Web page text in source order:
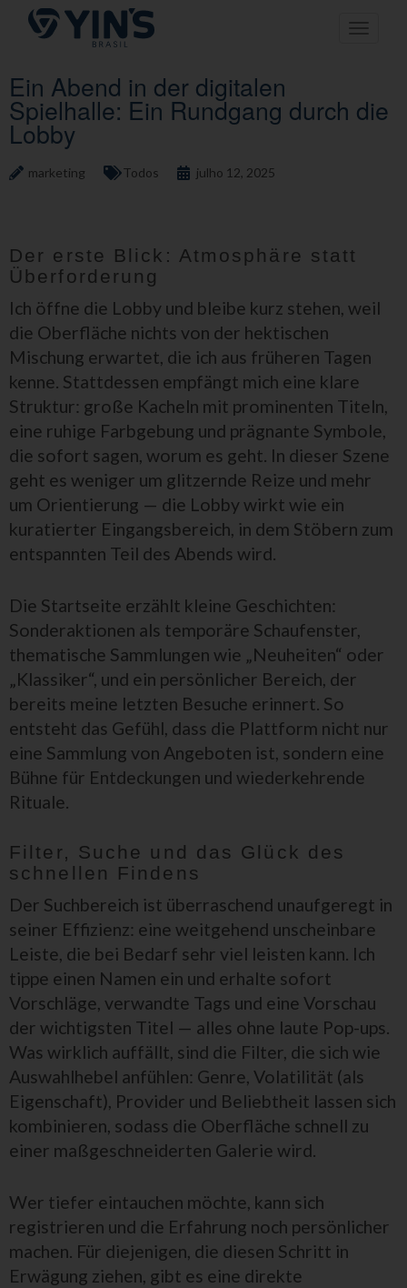
Pular
para
Toggle
Ein Abend in der digitalen
Spielhalle: Ein Rundgang durch die
Lobby
marketing Todos julho 12, 2025
Der erste Blick: Atmosphäre statt
Überforderung
Ich öffne die Lobby und bleibe kurz stehen, weil
die Oberfläche nichts von der hektischen
Mischung erwartet, die ich aus früheren Tagen
kenne. Stattdessen empfängt mich eine klare
Struktur: große Kacheln mit prominenten Titeln,
eine ruhige Farbgebung und prägnante Symbole,
die sofort sagen, worum es geht. In dieser Szene
geht es weniger um glitzernde Reize und mehr
um Orientierung — die Lobby wirkt wie ein
kuratierter Eingangsbereich, in dem Stöbern zum
entspannten Teil des Abends wird.
Die Startseite erzählt kleine Geschichten:
Sonderaktionen als temporäre Schaufenster,
thematische Sammlungen wie „Neuheiten“ oder
„Klassiker“, und ein persönlicher Bereich, der
bereits meine letzten Besuche erinnert. So
entsteht das Gefühl, dass die Plattform nicht nur
eine Sammlung von Angeboten ist, sondern eine
Bühne für Entdeckungen und wiederkehrende
Rituale.
Filter, Suche und das Glück des
schnellen Findens
Der Suchbereich ist überraschend unaufgeregt in
seiner Effizienz: eine weitgehend unscheinbare
Leiste, die bei Bedarf sehr viel leisten kann. Ich
tippe einen Namen ein und erhalte sofort
Vorschläge, verwandte Tags und eine Vorschau
der wichtigsten Titel — alles ohne laute Pop-ups.
Was wirklich auffällt, sind die Filter, die sich wie
Auswahlhebel anfühlen: Genre, Volatilität (als
Eigenschaft), Provider und Beliebtheit lassen sich
kombinieren, sodass die Oberfläche schnell zu
einer maßgeschneiderten Galerie wird.
Wer tiefer eintauchen möchte, kann sich
registrieren und die Erfahrung noch persönlicher
machen. Für diejenigen, die diesen Schritt in
Erwägung ziehen, gibt es eine direkte